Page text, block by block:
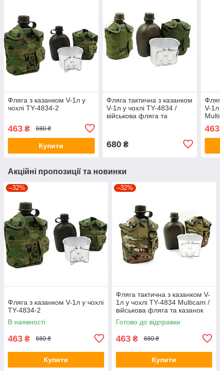
Фляга з казанком V-1л у
чохлі TY-4834-2
463 ₴ 680 ₴
Купити
Фляга тактична з казанком
V-1л у чохлі TY-4834 /
військова фляга та
680₴
V-
463
Акційні пропозиції та новинки
–32%
Фляга з казанком V-1л у чохлі
TY-4834-2
В наявності
463 ₴ 680 ₴
Купити
–32%
Фляга тактична з казанком V-
1л у чохлі TY-4834 Multicam /
військова фляга та казанок
мультикам
Готово до відправки
463 ₴ 680 ₴
Купити